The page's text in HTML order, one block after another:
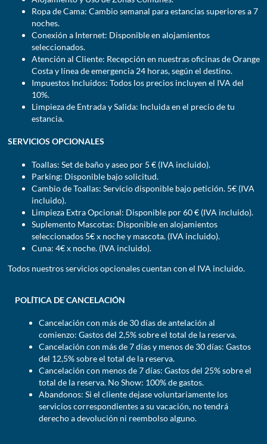
Ropa de Cama: Cambio semanal para estancias superiores a 7
noches.
Conexión a Internet: Disponible en alojamientos
seleccionados.
Atención al Cliente: Recepción en nuestras oficinas de Orange
Costa y línea de emergencia 24 horas, según el destino.
Impuestos Incluidos: Todos los precios incluyen el IVA del
10%.
Limpieza de Entrada y Salida: Incluida en el precio de tu
estancia.
SERVICIOS OPCIONALES
Toallas: Set de baño y aseo por 5 € (IVA incluido).
Parking: Disponible bajo solicitud.
Cambio de Toallas: Servicio disponible bajo petición. 5€ (IVA
incluido).
Limpieza Extra Opcional: Disponible por 60 € (IVA incluido).
Suplemento Mascotas: Disponible en alojamientos
seleccionados 5€ x noche y mascota. (IVA incluido).
Cuna: 4€ x noche. (IVA incluido).
Todos nuestros servicios opcionales cuentan con el IVA incluido.
POLÍTICA DE CANCELACIÓN
Cancelación con más de 30 días de antelación al
comienzo: Gastos del 2,5% sobre el total de la reserva.
Cancelación con más de 7 días y menos de 30 días: Gastos
del 12,5% sobre el total de la reserva.
Cancelación con menos de 7 días: Gastos del 25% sobre el
total de la reserva. No Show: 100% de gastos.
Abandonos: Si el cliente dejase voluntariamente los
servicios correspondientes a su vacación, no tendrá
derecho a devolución ni reembolso alguno.